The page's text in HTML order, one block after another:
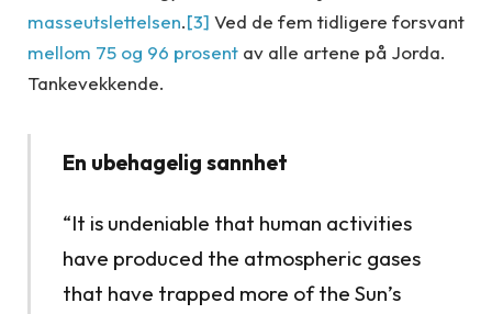
masseutslettelsen.[3] Ved de fem tidligere forsvant
mellom 75 og 96 prosent av alle artene på Jorda.
Tankevekkende.
En ubehagelig sannhet
“It is undeniable that human activities
have produced the atmospheric gases
that have trapped more of the Sun’s